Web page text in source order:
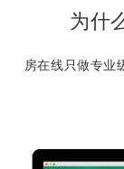
为什
房在线只做专业